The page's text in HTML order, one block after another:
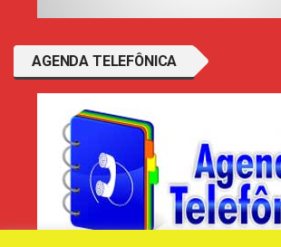
AGENDA TELEFÔNICA